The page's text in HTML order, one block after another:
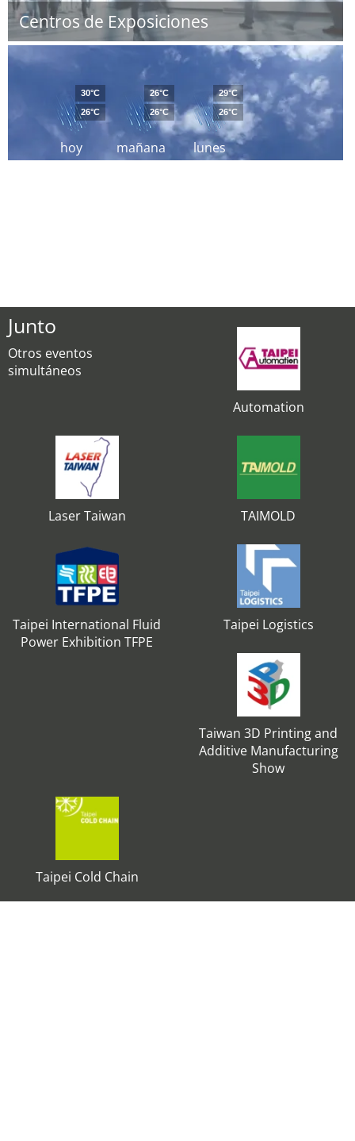
Centros de Exposiciones
hoy
30°C
26°C
mañana
26°C
26°C
lunes
29°C
26°C
Junto
Otros eventos
simultáneos
Automation
Laser Taiwan TAIMOLD
Taipei International Fluid
Power Exhibition TFPE
Taipei Logistics
Taiwan 3D Printing and
Additive Manufacturing
Show
Taipei Cold Chain